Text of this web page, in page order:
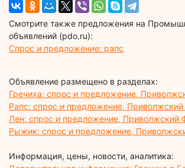
Смотрите также предложения на
объявлений (pdo.ru):
Спрос и предложение: рапс
Объявление размещено в разделах:
Гречиха: спрос и предложение,
Рапс: спрос и предложение,
Лен: спрос и предложение,
Рыжик: спрос и предложение,
Информация, цены, новости, аналитика: